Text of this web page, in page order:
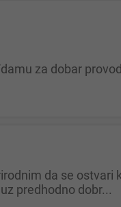
za dobar provod
predhodno dobr...